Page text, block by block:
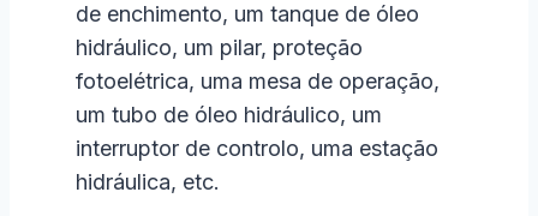
de enchimento, um tanque de óleo
hidráulico, um pilar, proteção
fotoelétrica, uma mesa de operação,
um tubo de óleo hidráulico, um
interruptor de controlo, uma estação
hidráulica, etc.